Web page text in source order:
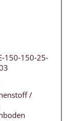
150-150-25-
/